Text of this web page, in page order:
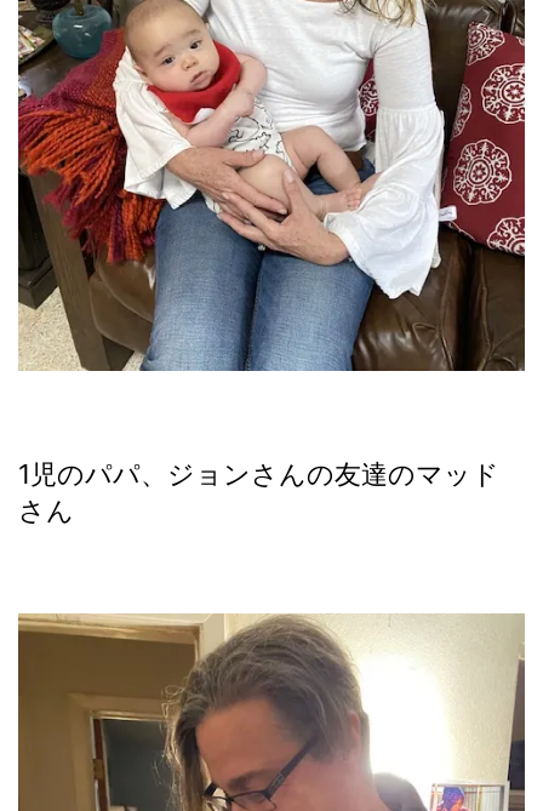
1児のパパ、ジョンさんの友達のマッド
さん